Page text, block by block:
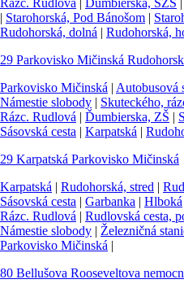
| Starohorská, Pod Bánošom |
Rudohorská, dolná | Rudohorská,
29 Parkovisko Mičinská
Parkovisko Mičinská | Autobusová
Námestie slobody | Skuteckého,
Rázc. Rudlová | Ďumbierska, ZŠ |
Sásovská cesta | Karpatská |
29 Karpatská Parkovisko Mičinská
Karpatská | Rudohorská, stred |
Sásovská cesta | Garbanka | Hlboká
Rázc. Rudlová | Rudlovská cesta,
Námestie slobody | Železničná
Parkovisko Mičinská |
80 Bellušova Rooseveltova